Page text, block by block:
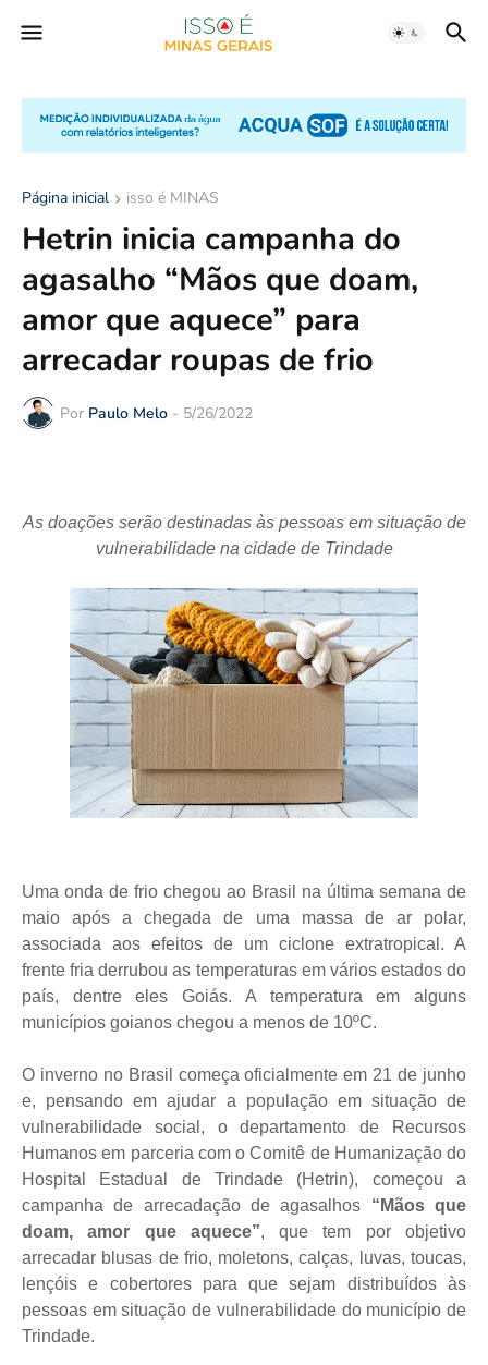
Página inicial isso é MINAS
Hetrin inicia campanha do
agasalho “Mãos que doam,
amor que aquece” para
arrecadar roupas de frio
Por Paulo Melo - 5/26/2022
As doações serão destinadas às pessoas em situação de
vulnerabilidade na cidade de Trindade
Uma onda de frio chegou ao Brasil na última semana de
maio após a chegada de uma massa de ar polar,
associada aos efeitos de um ciclone extratropical. A
frente fria derrubou as temperaturas em vários estados do
país, dentre eles Goiás. A temperatura em alguns
municípios goianos chegou a menos de 10ºC.
O inverno no Brasil começa oficialmente em 21 de junho
e, pensando em ajudar a população em situação de
vulnerabilidade social, o departamento de Recursos
Humanos em parceria com o Comitê de Humanização do
Hospital Estadual de Trindade (Hetrin), começou a
campanha de arrecadação de agasalhos “Mãos que
doam, amor que aquece”, que tem por objetivo
arrecadar blusas de frio, moletons, calças, luvas, toucas,
lençóis e cobertores para que sejam distribuídos às
pessoas em situação de vulnerabilidade do município de
Trindade.